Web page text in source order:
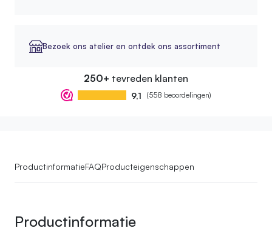
Bezoek ons atelier en ontdek ons assortiment
250+ tevreden klanten
9,1 (558 beoordelingen)
ProductinformatieFAQProducteigenschappen
Productinformatie